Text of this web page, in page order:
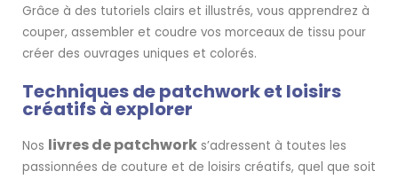
Grâce à des tutoriels clairs et illustrés, vous apprendrez à
couper, assembler et coudre vos morceaux de tissu pour
créer des ouvrages uniques et colorés.
Techniques de patchwork et loisirs
créatifs à explorer
Nos livres de patchwork s’adressent à toutes les
passionnées de couture et de loisirs créatifs, quel que soit